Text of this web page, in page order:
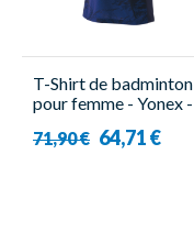
T-Shirt de badminton
pour femme - Yonex -
71,90 € 64,71 €